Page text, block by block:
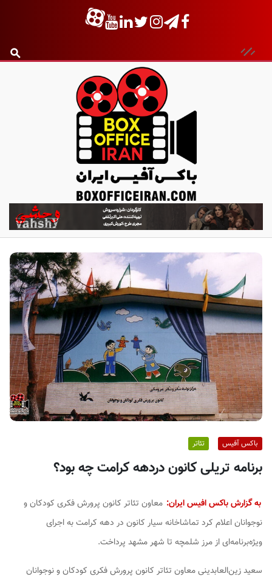
ب
ا
ک
س
ف
ی
س
ا
ی
ر
ا
ن
باکس آفیس تئاتر
برنامه تریلی کانون دردهه کرامت چه بود؟
به گزارش باکس افیس ایران: معاون تئاتر کانون پرورش فکری کودکان و
نوجوانان اعلام کرد تماشاخانه سیار کانون در دهه کرامت به اجرای
ویژه‌برنامه‌ای از مرز شلمچه تا شهر مشهد پرداخت.
سعید زین‌العابدینی معاون تئاتر کانون پرورش فکری کودکان و نوجوانان